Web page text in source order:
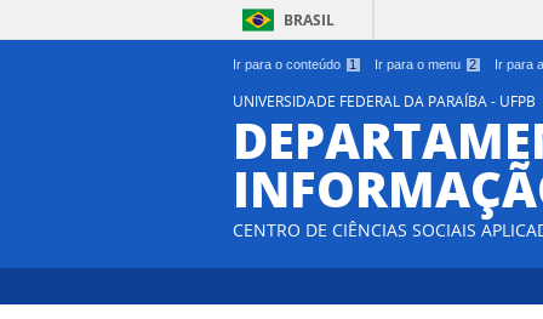
Ir para o conteúdo 1 Ir para o menu 2 Ir para
BRASIL
UNIVERSIDADE FEDERAL DA PARAÍBA - UFPB
CENTRO DE CIÊNCIAS SOCIAIS